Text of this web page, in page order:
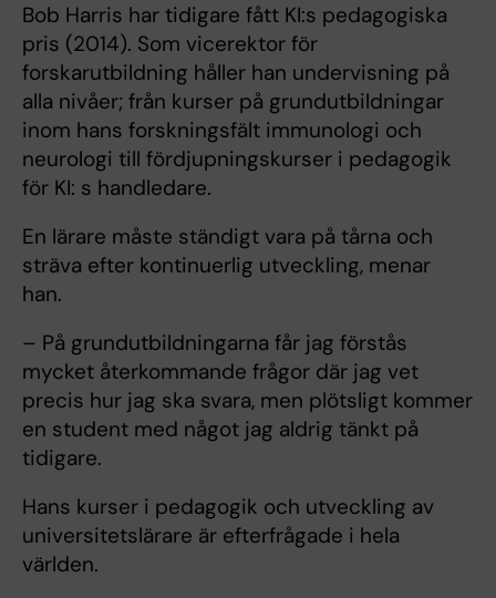
Bob Harris har tidigare fått KI:s pedagogiska
pris (2014). Som vicerektor för
forskarutbildning håller han undervisning på
alla nivåer; från kurser på grundutbildningar
inom hans forskningsfält immunologi och
neurologi till fördjupningskurser i pedagogik
för KI: s handledare.
En lärare måste ständigt vara på tårna och
sträva efter kontinuerlig utveckling, menar
han.
– På grundutbildningarna får jag förstås
mycket återkommande frågor där jag vet
precis hur jag ska svara, men plötsligt kommer
en student med något jag aldrig tänkt på
tidigare.
Hans kurser i pedagogik och utveckling av
universitetslärare är efterfrågade i hela
världen.